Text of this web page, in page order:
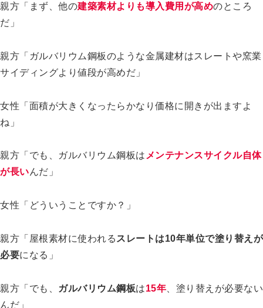
親方「まず、他の建築素材よりも導入費用が高めのところ
だ」
親方「ガルバリウム鋼板のような金属建材はスレートや窯業
サイディングより値段が高めだ」
女性「面積が大きくなったらかなり価格に開きが出ますよ
ね」
親方「でも、ガルバリウム鋼板は メンテナンスサイクル自体
が長いんだ」
女性「どういうことですか？」
親方「屋根素材に使われる スレートは10年単位で塗り替えが
必要になる」
親方「でも、 ガルバリウム鋼板は15年 、塗り替えが必要ない
んだ」